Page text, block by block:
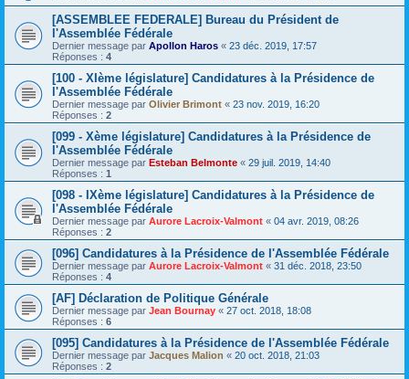
[ASSEMBLEE FEDERALE] Bureau du Président de
l'Assemblée Fédérale
Dernier message par Apollon Haros « 23 déc. 2019, 17:57
Réponses : 4
[100 - XIème législature] Candidatures à la Présidence de
l'Assemblée Fédérale
Dernier message par Olivier Brimont « 23 nov. 2019, 16:20
Réponses : 2
[099 - Xème législature] Candidatures à la Présidence de
l'Assemblée Fédérale
Dernier message par Esteban Belmonte « 29 juil. 2019, 14:40
Réponses : 1
[098 - IXème législature] Candidatures à la Présidence de
l'Assemblée Fédérale
Dernier message par Aurore Lacroix-Valmont « 04 avr. 2019, 08:26
Réponses : 2
[096] Candidatures à la Présidence de l'Assemblée Fédérale
Dernier message par Aurore Lacroix-Valmont « 31 déc. 2018, 23:50
Réponses : 4
[AF] Déclaration de Politique Générale
Dernier message par Jean Bournay « 27 oct. 2018, 18:08
Réponses : 6
[095] Candidatures à la Présidence de l'Assemblée Fédérale
Dernier message par Jacques Malion « 20 oct. 2018, 21:03
Réponses : 2